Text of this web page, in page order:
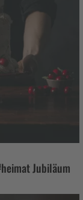
Jubiläum